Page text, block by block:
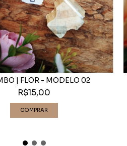
| FLOR - MODELO 02
R$15,00